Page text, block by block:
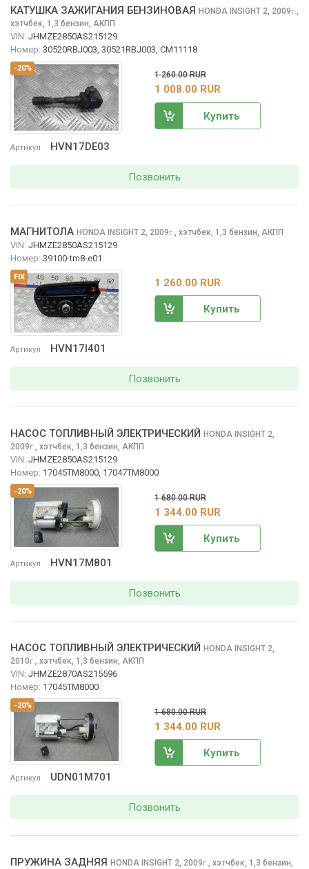
-20%
Артикул HVN17DE03
КАТУШКА ЗАЖИГАНИЯ БЕНЗИНОВАЯ HONDA INSIGHT 2, 2009г.,
хэтчбек, 1,3 бензин, АКПП
VIN: JHMZE2850AS215129
Номер: 30520RBJ003, 30521RBJ003, CM11118
1 260.00 RUR
1 008.00 RUR
Купить
Позвонить
FIX
Артикул HVN17I401
МАГНИТОЛА HONDA INSIGHT 2, 2009г. хэтчбек, 1,3 бензин, АКПП
VIN: JHMZE2850AS215129
Номер: 39100-tm8-e01
1 260.00 RUR
Купить
Позвонить
-20%
Артикул HVN17M801
НАСОС ТОПЛИВНЫЙ ЭЛЕКТРИЧЕСКИЙ HONDA INSIGHT 2,
2009г., хэтчбек, 1,3 бензин, АКПП
VIN: JHMZE2850AS215129
Номер: 17045TM8000, 17047TM8000
1 680.00 RUR
1 344.00 RUR
Купить
Позвонить
-20%
Артикул UDN01M701
НАСОС ТОПЛИВНЫЙ ЭЛЕКТРИЧЕСКИЙ HONDA INSIGHT 2,
2010г., хэтчбек, 1,3 бензин, АКПП
VIN: JHMZE2870AS215596
Номер: 17045TM8000
1 680.00 RUR
1 344.00 RUR
Купить
Позвонить
ПРУЖИНА ЗАДНЯЯ HONDA INSIGHT 2, 2009г., хэтчбек, 1,3 бензин,